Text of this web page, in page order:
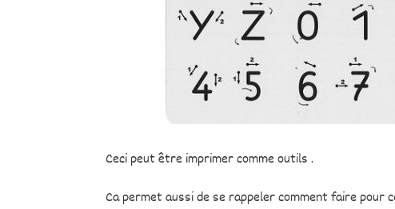
Ceci peut être imprimer comme outils .
Ca permet aussi de se rappeler comment faire pour